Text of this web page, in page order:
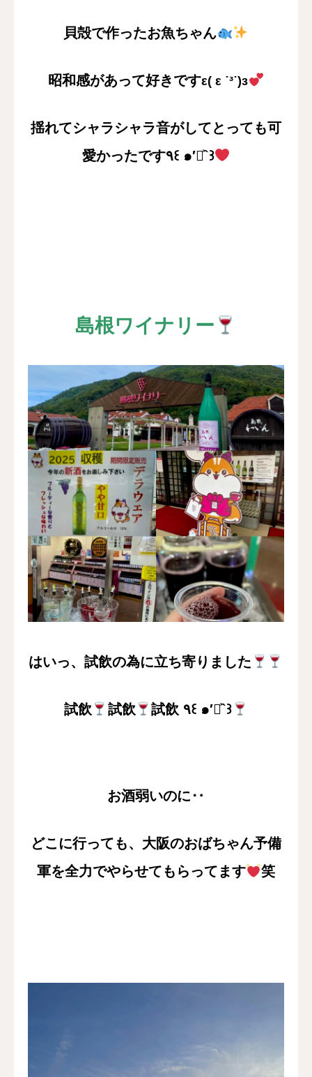
貝殻で作ったお魚ちゃん
昭和感があって好きですε( ε ˙³˙)з
揺れてシャラシャラ音がしてとっても可
愛かったです٩꒰ ๑′◡͐`꒱
島根ワイナリー
はいっ、試飲の為に立ち寄りました
試飲 試飲 試飲 ٩꒰ ๑′◡͐`꒱
お酒弱いのに‥
どこに行っても、大阪のおばちゃん予備
軍を全力でやらせてもらってます
笑